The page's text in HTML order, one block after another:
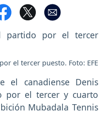
el tercer puesto. Foto: EFE
el canadiense Denis
por el tercer y cuarto
Mubadala Tennis